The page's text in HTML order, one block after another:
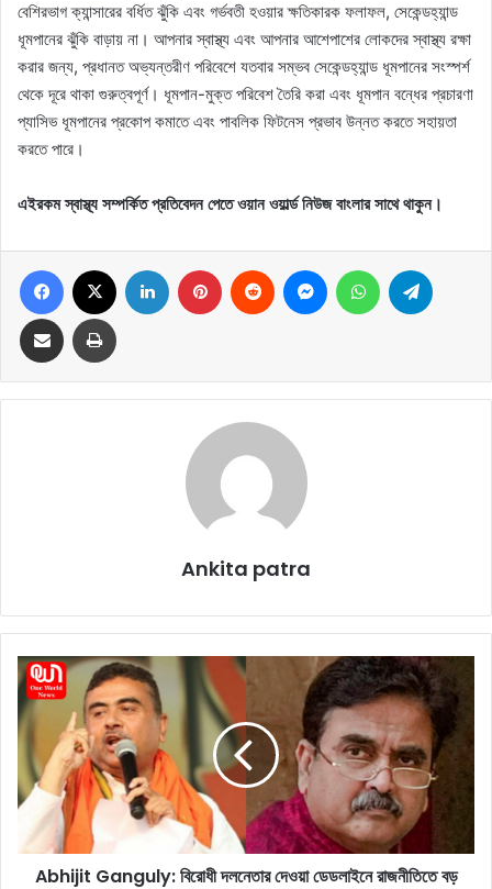
বেশিরভাগ ক্যান্সারের বর্ধিত ঝুঁকি এবং গর্ভবতী হওয়ার ক্ষতিকারক ফলাফল, সেকেন্ডহ্যান্ড
ধূমপানের ঝুঁকি বাড়ায় না। আপনার স্বাস্থ্য এবং আপনার আশেপাশের লোকদের স্বাস্থ্য রক্ষা
করার জন্য, প্রধানত অভ্যন্তরীণ পরিবেশে যতবার সম্ভব সেকেন্ডহ্যান্ড ধূমপানের সংস্পর্শ
থেকে দূরে থাকা গুরুত্বপূর্ণ। ধূমপান-মুক্ত পরিবেশ তৈরি করা এবং ধূমপান বন্ধের প্রচারণা
প্যাসিভ ধূমপানের প্রকোপ কমাতে এবং পাবলিক ফিটনেস প্রভাব উন্নত করতে সহায়তা
করতে পারে।
এইরকম স্বাস্থ্য সম্পর্কিত প্রতিবেদন পেতে ওয়ান ওয়ার্ল্ড নিউজ বাংলার সাথে থাকুন।
Ankita patra
A
b
h
i
i
t
a
Abhijit Ganguly: বিরোধী দলনেতার দেওয়া ডেডলাইনে রাজনীতিতে বড়